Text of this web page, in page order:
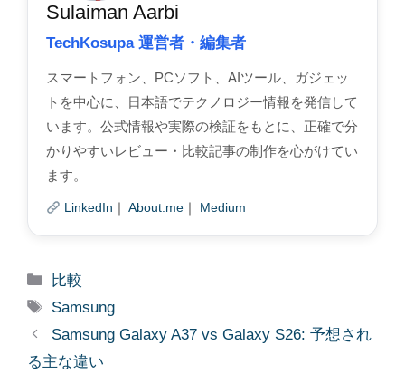
Sulaiman Aarbi
TechKosupa 運営者・編集者
スマートフォン、PCソフト、AIツール、ガジェッ
トを中心に、日本語でテクノロジー情報を発信して
います。公式情報や実際の検証をもとに、正確で分
かりやすいレビュー・比較記事の制作を心がけてい
ます。
LinkedIn ｜ About.me｜ Medium
Categories
比較
Tags
Samsung
Samsung Galaxy A37 vs Galaxy S26: 予想され
る主な違い